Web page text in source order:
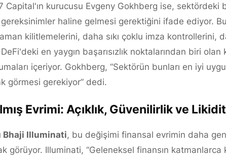
Capital'ın kurucusu Evgeny Gokhberg ise, sektördeki
gereksinimler haline gelmesi gerektiğini ifade ediyor.
kilitlemelerini, daha sıkı çoklu imza kontrollerini,
en yaygın başarısızlık noktalarından biri olan
içeriyor. Gokhberg, “Sektörün bunları en iyi
görmesi gerekiyor” dedi.
Evrimi: Açıklık, Güvenilirlik ve
Bhaji Illuminati, bu değişimi finansal evrimin daha
görüyor. Illuminati, “Geleneksel finansın